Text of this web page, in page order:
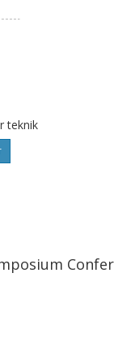
PHITS
or
to identify
If the
teknik